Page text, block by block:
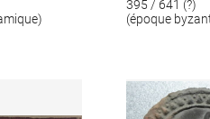
395 / 641 (?)
(époque